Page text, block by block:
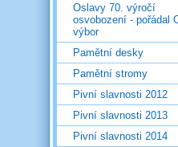
Oslavy 70. výročí
osvobození - pořádal
výbor
Pamětní desky
Pamětní stromy
Pivní slavnosti 2012
Pivní slavnosti 2013
Pivní slavnosti 2014